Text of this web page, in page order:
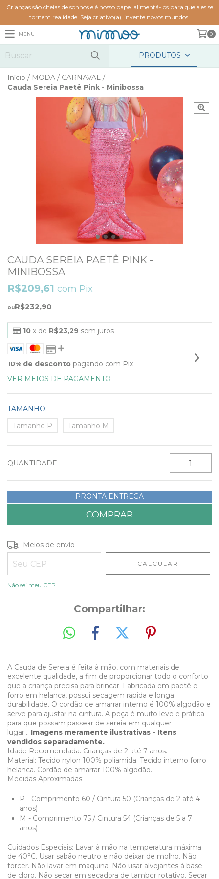
Crianças são cheias de sonhos e é nosso papel alimentá-los para que eles se
tornem realidade. Seja criativo(a), invente novos mundos!
MENU 0
PRODUTOS
Início / MODA / CARNAVAL /
Cauda Sereia Paetê Pink - Minibossa
CAUDA SEREIA PAETÊ PINK -
MINIBOSSA
R$232,90
R$209,61 com Pix
10 x de R$23,29 sem juros
10% de desconto pagando com Pix
VER MEIOS DE PAGAMENTO
TAMANHO:
Tamanho P
Tamanho M
QUANTIDADE
PRONTA ENTREGA
Entregas para o CEP:
Meios de envio
CALCULAR
Não sei meu CEP
Compartilhar:
A Cauda de Sereia é feita à mão, com materiais de
excelente qualidade, a fim de proporcionar todo o conforto
que a criança precisa para brincar. Fabricada em paetê e
forro em helanca, possui secagem rápida e longa
durabilidade. O cordão de amarrar interno é 100% algodão e
serve para ajustar na cintura. A peça é muito leve e prática
para que possam passear de sereia em qualquer
lugar... Imagens meramente ilustrativas - Itens
vendidos separadamente.
Idade Recomendada: Crianças de 2 até 7 anos.
Material: Tecido nylon 100% poliamida. Tecido interno forro
helanca. Cordão de amarrar 100% algodão.
Medidas Aproximadas:
P - Comprimento 60 / Cintura 50 (Crianças de 2 até 4
anos)
M - Comprimento 75 / Cintura 54 (Crianças de 5 a 7
anos)
Cuidados Especiais: Lavar à mão na temperatura máxima
de 40°C. Usar sabão neutro e não deixar de molho. Não
torcer. Não lavar em máquina. Não usar alvejantes à base
de cloro. Não secar em secadora de tambor rotativo. Secar